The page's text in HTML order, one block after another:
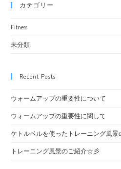
カテゴリー
Fitness
未分類
Recent Posts
ウォームアップの重要性について
ウォームアップの重要性に関して
ケトルベルを使ったトレーニング風
トレーニング風景のご紹介☆彡